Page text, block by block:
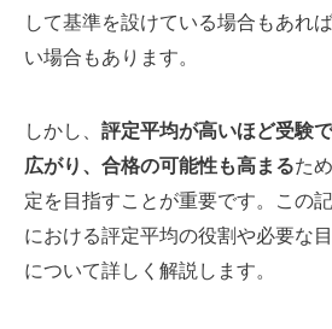
して基準を設けている場合もあれ
い場合もあります。
しかし、 評定平均が高いほど受験
広がり、合格の可能性も高まるた
定を目指すことが重要です。この
における評定平均の役割や必要な
について詳しく解説します。